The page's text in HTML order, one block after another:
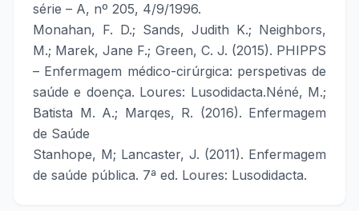
série – A, nº 205, 4/9/1996.
Monahan, F. D.; Sands, Judith K.; Neighbors,
M.; Marek, Jane F.; Green, C. J. (2015). PHIPPS
– Enfermagem médico-cirúrgica: perspetivas de
saúde e doença. Loures: Lusodidacta.Néné, M.;
Batista M. A.; Marqes, R. (2016). Enfermagem
de Saúde
Stanhope, M; Lancaster, J. (2011). Enfermagem
de saúde pública. 7ª ed. Loures: Lusodidacta.